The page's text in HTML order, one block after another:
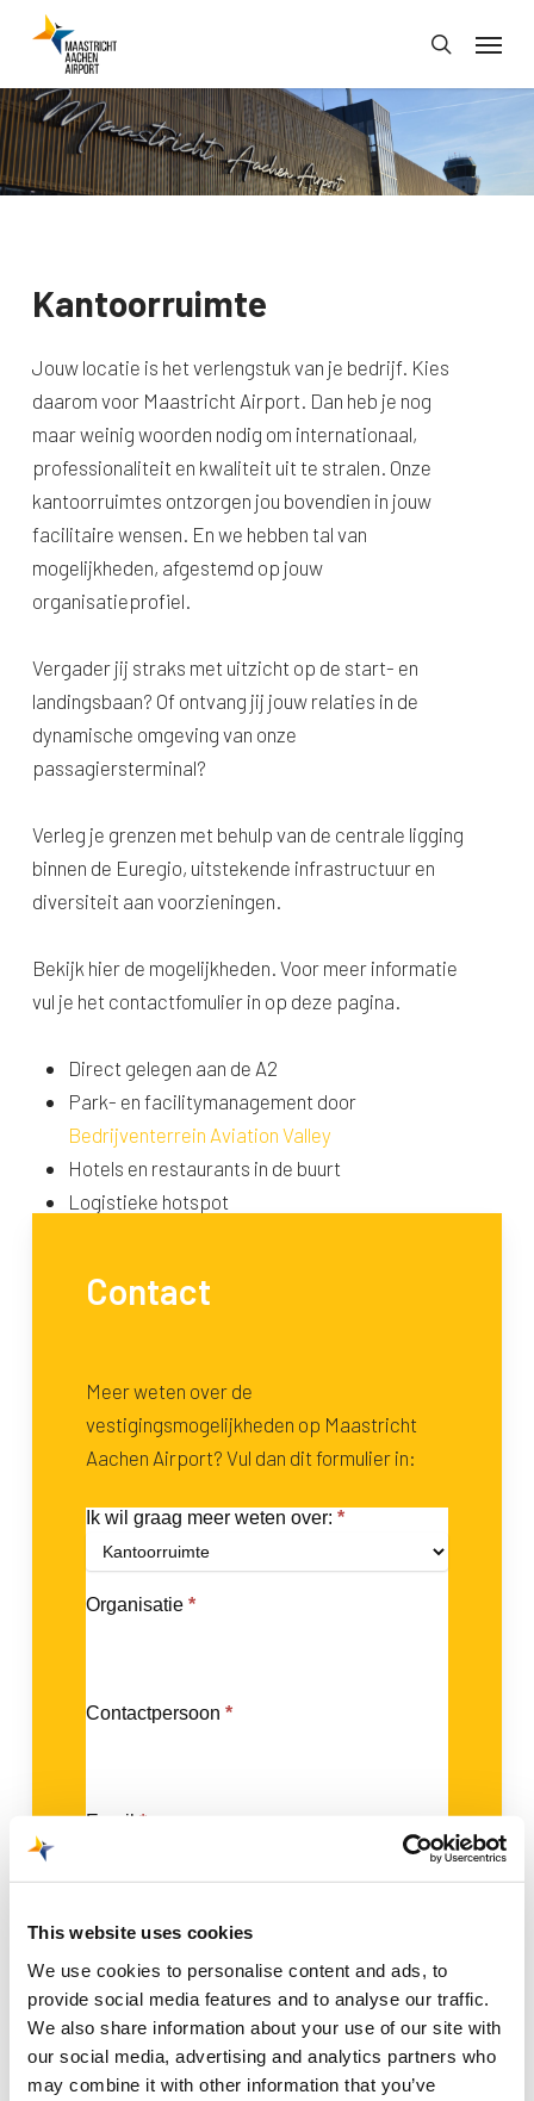
This website uses cookies
We use cookies to personalise content and ads, to
provide social media features and to analyse our traffic.
We also share information about your use of our site with
our social media, advertising and analytics partners who
may combine it with other information that you’ve
main
content
search
Menu
Kantoorruimte
Jouw locatie is het verlengstuk van je bedrijf. Kies
daarom voor Maastricht Airport. Dan heb je nog
maar weinig woorden nodig om internationaal,
professionaliteit en kwaliteit uit te stralen. Onze
kantoorruimtes ontzorgen jou bovendien in jouw
facilitaire wensen. En we hebben tal van
mogelijkheden, afgestemd op jouw
organisatieprofiel.
Vergader jij straks met uitzicht op de start- en
landingsbaan? Of ontvang jij jouw relaties in de
dynamische omgeving van onze
passagiersterminal?
Verleg je grenzen met behulp van de centrale ligging
binnen de Euregio, uitstekende infrastructuur en
diversiteit aan voorzieningen.
Bekijk hier de mogelijkheden. Voor meer informatie
vul je het contactfomulier in op deze pagina.
Direct gelegen aan de A2
Park- en facilitymanagement door
Bedrijventerrein Aviation Valley
Hotels en restaurants in de buurt
Logistieke hotspot
Contact
Meer weten over de
vestigingsmogelijkheden op Maastricht
Aachen Airport? Vul dan dit formulier in:
Aanvraag
film-
fotografielocatie
Ik wil graag meer weten over: *
Ik
wil
graag
Organisatie *
Contactpersoon *
Email *
Telefoonnummer*
Opmerking